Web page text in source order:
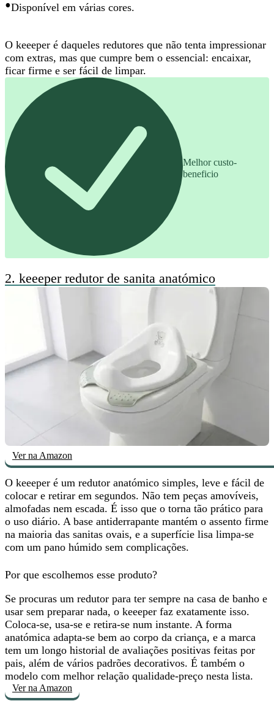
•Disponível em várias cores.
O keeeper é daqueles redutores que não tenta impressionar
com extras, mas que cumpre bem o essencial: encaixar,
ficar firme e ser fácil de limpar.
Melhor custo-
beneficio
2. keeeper redutor de sanita anatómico
Ver na Amazon
O keeeper é um redutor anatómico simples, leve e fácil de
colocar e retirar em segundos. Não tem peças amovíveis,
almofadas nem escada. É isso que o torna tão prático para
o uso diário. A base antiderrapante mantém o assento firme
na maioria das sanitas ovais, e a superfície lisa limpa-se
com um pano húmido sem complicações.
Por que escolhemos esse produto?
Se procuras um redutor para ter sempre na casa de banho e
usar sem preparar nada, o keeeper faz exatamente isso.
Coloca-se, usa-se e retira-se num instante. A forma
anatómica adapta-se bem ao corpo da criança, e a marca
tem um longo historial de avaliações positivas feitas por
pais, além de vários padrões decorativos. É também o
modelo com melhor relação qualidade-preço nesta lista.
Ver na Amazon